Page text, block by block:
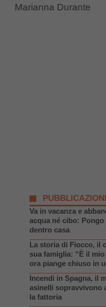
Marianna Durante
Va in vacanza e
acqua né cibo:
dentro casa
La storia di Fiocco, il
sua famiglia: “È il
ora piange chiuso in
Incendi in Spagna, il
asinelli sopravvivono
la fattoria